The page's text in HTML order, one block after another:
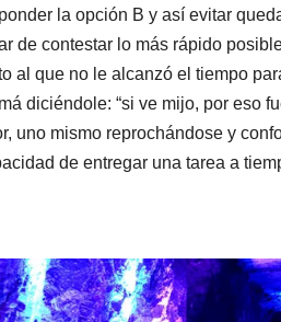
la opción B y así evitar
de contestar lo más rápido
al que no le alcanzó el tiempo
diciéndole: “si ve mijo, por eso
uno mismo reprochándose y
de entregar una tarea a